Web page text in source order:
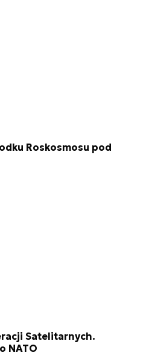
Roskosmosu pod
Satelitarnych.
NATO